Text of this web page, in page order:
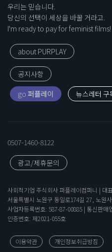
우리는 믿습니다.
당신의 선택이 세상을 바꿀 거라고.
I'm ready to pay for feminist films!
about PURPLAY
공지사항
go 퍼플레이
0507-1460-8122
광고/제휴문의
사회적기업 주식회사 퍼플레이컴퍼니 | 대
서울특별시 노원구 동일로174길 27, 노원
사업자등록번호: 587-87-00885 | 통신판
인증번호: 제2021-055호
이용약관 개인정보취급방침